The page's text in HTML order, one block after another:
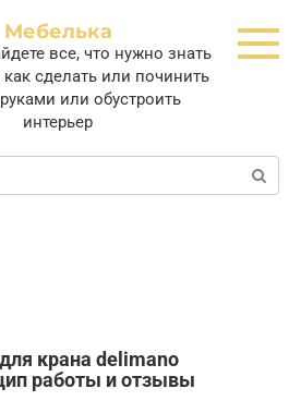
Мебелька
все, что нужно знать
сделать или починить
или обустроить
интерьер
крана delimano
работы и отзывы